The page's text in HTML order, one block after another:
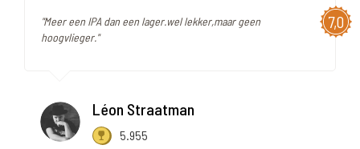
7,0
"Meer een IPA dan een lager.wel lekker,maar geen
hoogvlieger."
Léon Straatman
5.955